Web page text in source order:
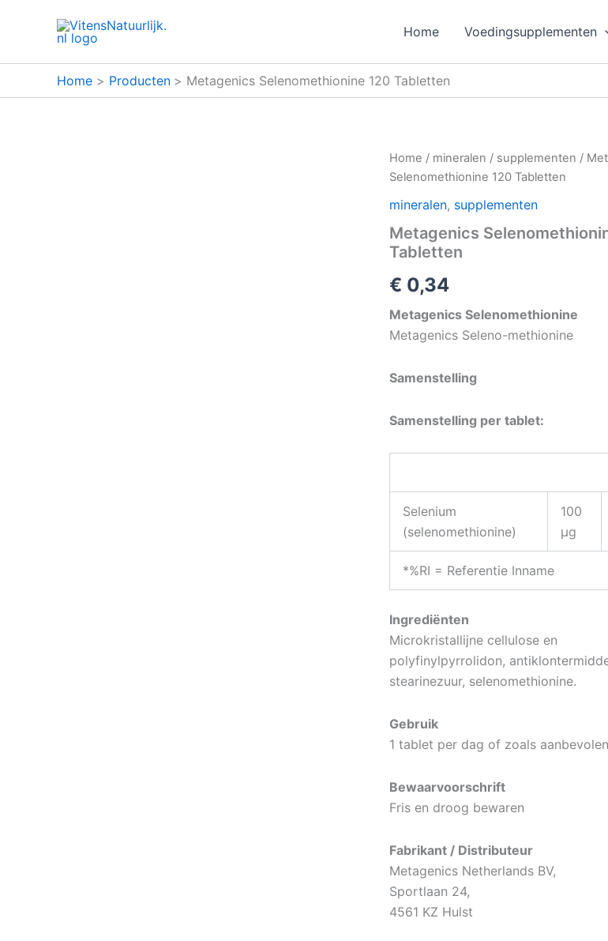
Home Voedingsupplementen
Home Producten Metagenics Selenomethionine 120 Tabletten
Home / mineralen / supplementen /
Selenomethionine 120 Tabletten
mineralen, supplementen
Metagenics
Tabletten
€ 0,34
Metagenics Selenomethionine
Metagenics Seleno-methionine
Samenstelling
Samenstelling per tablet:
Selenium
(selenomethionine)
100
µg
*%RI = Referentie Inname
Ingrediënten
Microkristallijne cellulose en
polyfinylpyrrolidon,
stearinezuur, selenomethionine.
Gebruik
1 tablet per dag of zoals aanbevolen
Bewaarvoorschrift
Fris en droog bewaren
Fabrikant / Distributeur
Metagenics Netherlands BV,
Sportlaan 24,
4561 KZ Hulst